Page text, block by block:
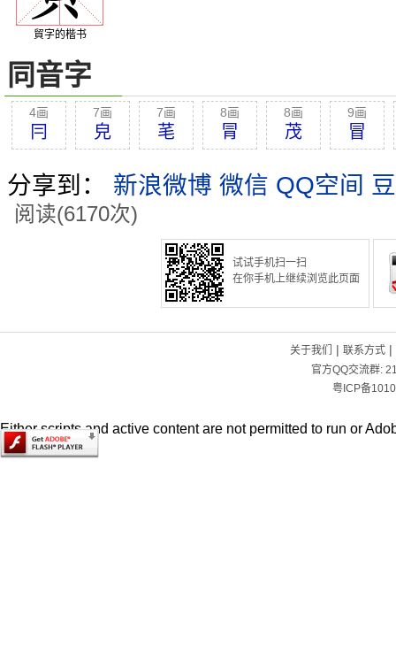
貿字的楷书
同音字
4画
冃
7画
皃
7画
芼
8画
冐
8画
茂
9画
冒
分享到： 新浪微博 微信 QQ空间
阅读(6170次)
试试手机扫一扫
在你手机上继续浏览此页面
关于我们 | 联系方式|
官方QQ交流群:
粤ICP备
Either scripts and active content are not permitted to run or